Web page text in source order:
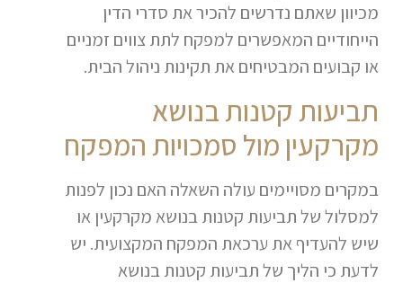
מכיוון שאתם נדרשים להכיר את סדרי הדין
הייחודיים המאפשרים למפקח לתת צווים זמניים
או קבועים המבטיחים את תקינות ניהול הבית.
תביעות קטנות בנושא
מקרקעין מול סמכויות המפקח
במקרים מסויימים עולה השאלה האם נכון לפנות
למסלול של תביעות קטנות בנושא מקרקעין או
שיש להעדיף את ערכאת המפקח המקצועית. יש
לדעת כי הליך של תביעות קטנות בנושא